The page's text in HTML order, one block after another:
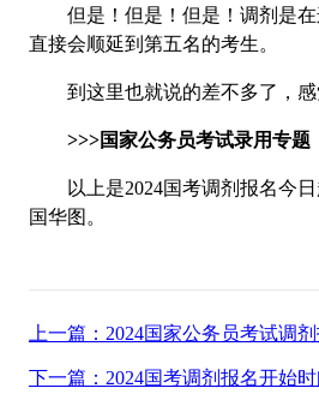
但是！但是！但是！调剂是在
直接会顺延到第五名的考生。
到这里也就说的差不多了，感
>>>国家公务员考试录用专题
以上是2024国考调剂报名今日
国华图。
上一篇：2024国家公务员考试调
下一篇：2024国考调剂报名开始时